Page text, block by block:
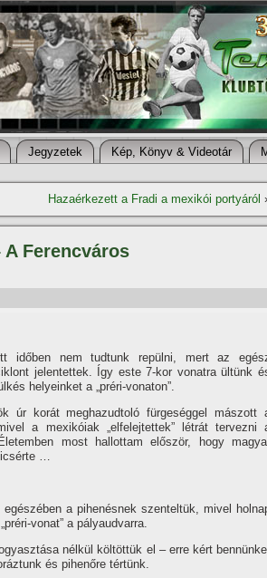
Jegyzetek Kép, Könyv & Videotár
Hazaérkezett a Fradi a mexikói portyáról
Ferencváros
időben nem tudtunk repülni, mert az
jelentettek. Így este 7-kor vonatra ültünk
helyeinket a „préri-vonaton”.
úr korát meghazudtoló fürgeséggel mászott
a mexikóiak „elfelejtettek” létrát tervezni
Életemben most hallottam először, hogy
…
a pihenésnek szenteltük, mivel
vonat” a pályaudvarra.
nélkül költöttük el – erre kért
és pihenőre tértünk.